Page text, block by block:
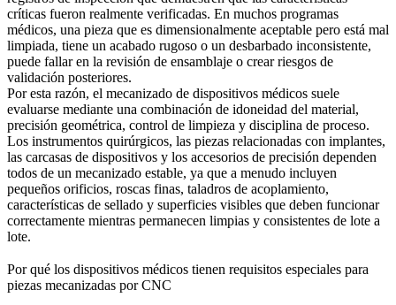
críticas fueron realmente verificadas. En muchos programas
médicos, una pieza que es dimensionalmente aceptable pero está mal
limpiada, tiene un acabado rugoso o un desbarbado inconsistente,
puede fallar en la revisión de ensamblaje o crear riesgos de
validación posteriores.
Por esta razón, el mecanizado de dispositivos médicos suele
evaluarse mediante una combinación de idoneidad del material,
precisión geométrica, control de limpieza y disciplina de proceso.
Los instrumentos quirúrgicos, las piezas relacionadas con implantes,
las carcasas de dispositivos y los accesorios de precisión dependen
todos de un mecanizado estable, ya que a menudo incluyen
pequeños orificios, roscas finas, taladros de acoplamiento,
características de sellado y superficies visibles que deben funcionar
correctamente mientras permanecen limpias y consistentes de lote a
lote.
Por qué los dispositivos médicos tienen requisitos especiales para
piezas mecanizadas por CNC